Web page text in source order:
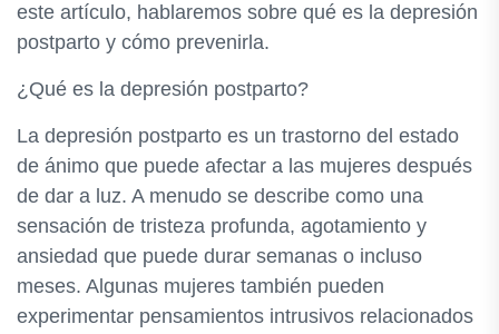
este artículo, hablaremos sobre qué es la depresión
postparto y cómo prevenirla.
¿Qué es la depresión postparto?
La depresión postparto es un trastorno del estado
de ánimo que puede afectar a las mujeres después
de dar a luz. A menudo se describe como una
sensación de tristeza profunda, agotamiento y
ansiedad que puede durar semanas o incluso
meses. Algunas mujeres también pueden
experimentar pensamientos intrusivos relacionados